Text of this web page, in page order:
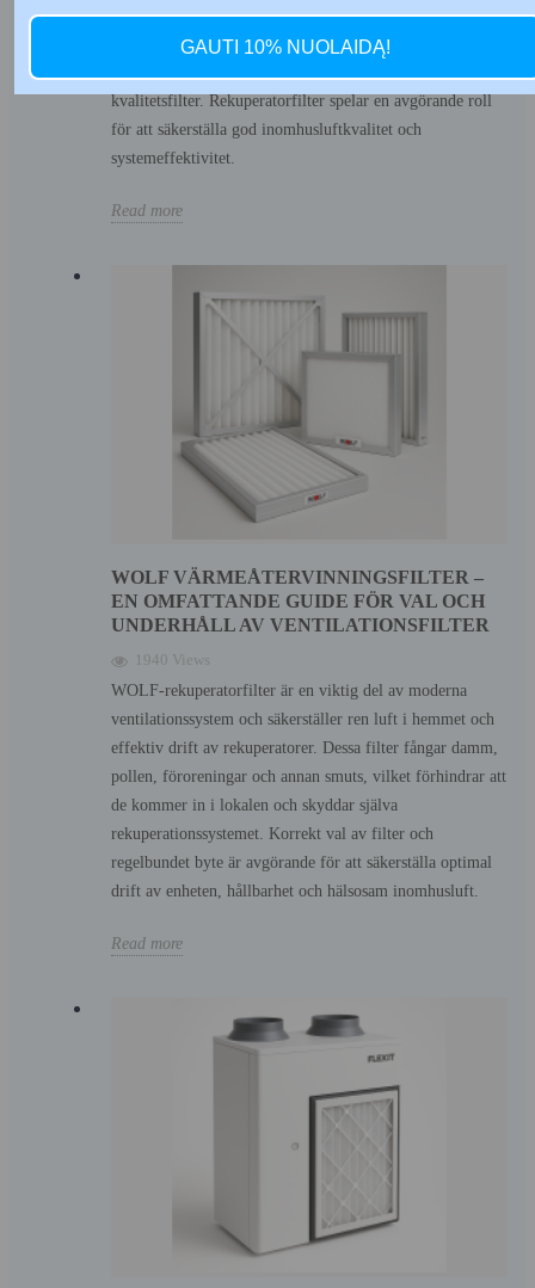
rekuperatorsystem är bland de mest populära på
marknaden tack vare sin effektivitet och tillförlitlighet.
kvalitetsfilter. Rekuperatorfilter spelar en avgörande roll
för att säkerställa god inomhusluftkvalitet och
systemeffektivitet.
Read more
WOLF VÄRMEÅTERVINNINGSFILTER –
EN OMFATTANDE GUIDE FÖR VAL OCH
UNDERHÅLL AV VENTILATIONSFILTER
1940 Views
WOLF-rekuperatorfilter är en viktig del av moderna
ventilationssystem och säkerställer ren luft i hemmet och
effektiv drift av rekuperatorer. Dessa filter fångar damm,
pollen, föroreningar och annan smuts, vilket förhindrar att
de kommer in i lokalen och skyddar själva
rekuperationssystemet. Korrekt val av filter och
regelbundet byte är avgörande för att säkerställa optimal
drift av enheten, hållbarhet och hälsosam inomhusluft.
Read more
GAUTI 10% NUOLAIDĄ!